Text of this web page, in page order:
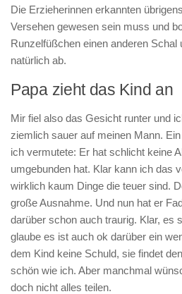
Die Erzieherinnen erkannten
Versehen gewesen sein muss und
Runzelfüßchen einen anderen
natürlich ab.
Papa zieht das Kind an
Mir fiel also das Gesicht runter und
ziemlich sauer auf meinen Mann.
ich vermutete: Er hat schlicht keine
umgebunden hat. Klar kann ich das
wirklich kaum Dinge die teuer sind.
große Ausnahme. Und nun hat er
darüber schon auch traurig. Klar, es
glaube es ist auch ok darüber ein
dem Kind keine Schuld, sie findet
schön wie ich. Aber manchmal
doch nicht alles teilen.